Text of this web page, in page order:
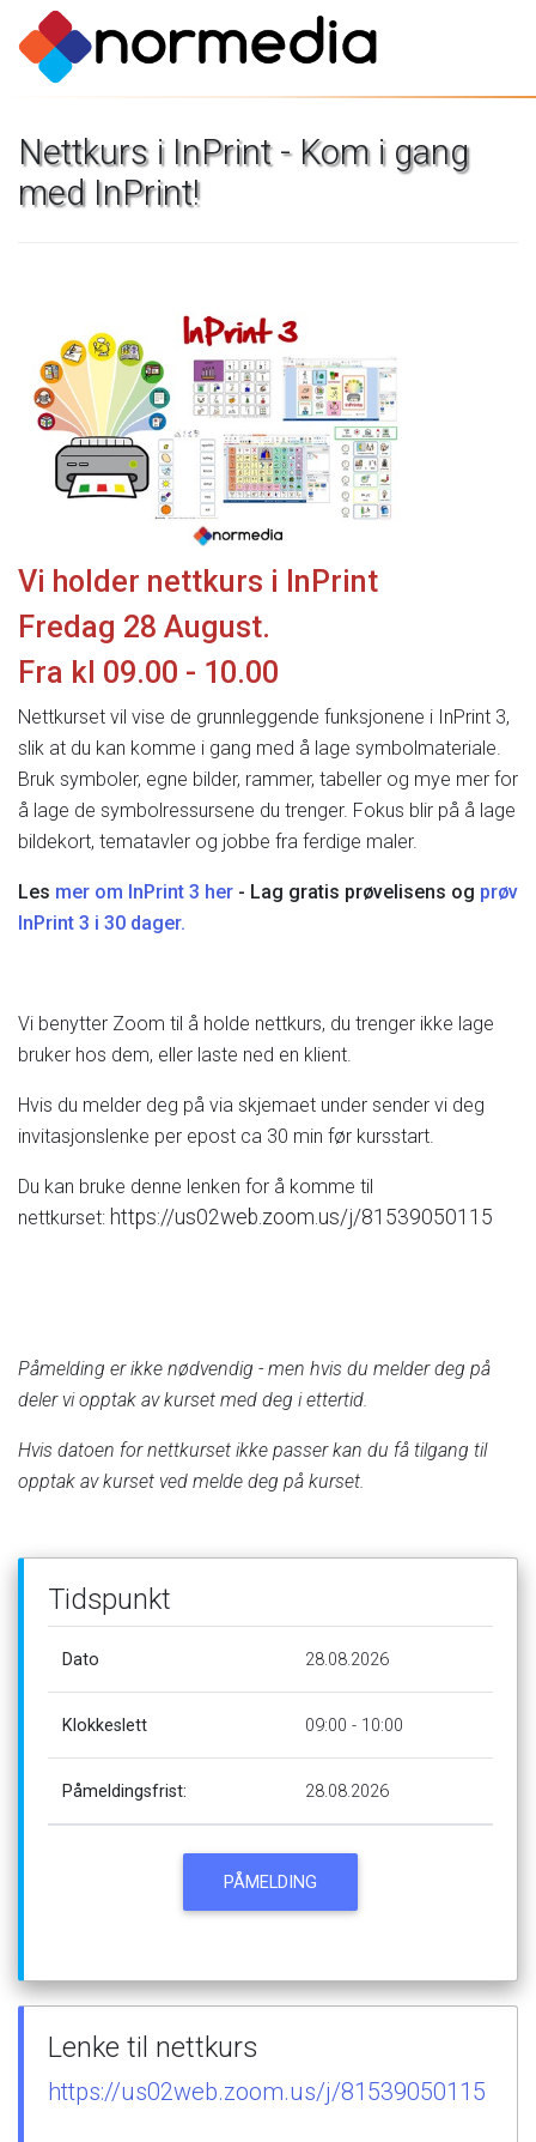
Nettkurs i InPrint - Kom i gang
med InPrint!
Vi holder nettkurs i InPrint
Fredag 28 August.
Fra kl 09.00 - 10.00
Nettkurset vil vise de grunnleggende funksjonene i InPrint 3,
slik at du kan komme i gang med å lage symbolmateriale.
Bruk symboler, egne bilder, rammer, tabeller og mye mer for
å lage de symbolressursene du trenger. Fokus blir på å lage
bildekort, tematavler og jobbe fra ferdige maler.
Les mer om InPrint 3 her - Lag gratis prøvelisens og prøv
InPrint 3 i 30 dager.
Vi benytter Zoom til å holde nettkurs, du trenger ikke lage
bruker hos dem, eller laste ned en klient.
Hvis du melder deg på via skjemaet under sender vi deg
invitasjonslenke per epost ca 30 min før kursstart.
Du kan bruke denne lenken for å komme til
nettkurset: https://us02web.zoom.us/j/81539050115
Påmelding er ikke nødvendig - men hvis du melder deg på
deler vi opptak av kurset med deg i ettertid.
Hvis datoen for nettkurset ikke passer kan du få tilgang til
opptak av kurset ved melde deg på kurset.
Tidspunkt
Dato 28.08.2026
Klokkeslett 09:00 - 10:00
Påmeldingsfrist: 28.08.2026
PÅMELDING
Lenke til nettkurs
https://us02web.zoom.us/j/81539050115